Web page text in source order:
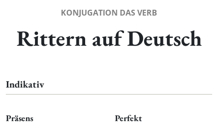
KONJUGATION DAS VERB
Rittern auf Deutsch
Indikativ
Präsens Perfekt